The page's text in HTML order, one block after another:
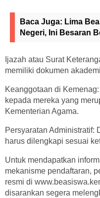
Baca Juga: Lima
Negeri, Ini Besaran
Ijazah atau Surat
memiliki dokumen
Keanggotaan di
kepada mereka yang
Kementerian Agama.
Persyaratan Administratif:
harus dilengkapi sesuai
Untuk mendapatkan
mekanisme pendaftaran,
resmi di
disarankan segera